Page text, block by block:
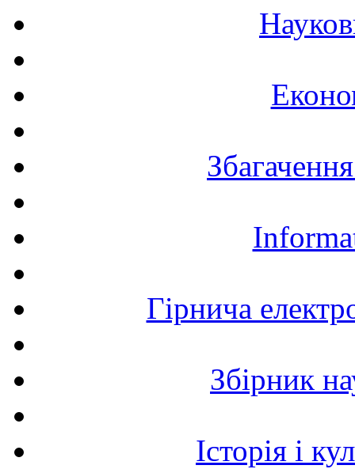
Гірнича
Збірник
Історія і